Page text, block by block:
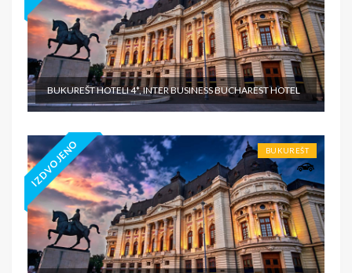
BUKUREŠT HOTELI 4*, INTER BUSINESS BUCHAREST HOTEL
IZDVOJENO BUKUREŠT